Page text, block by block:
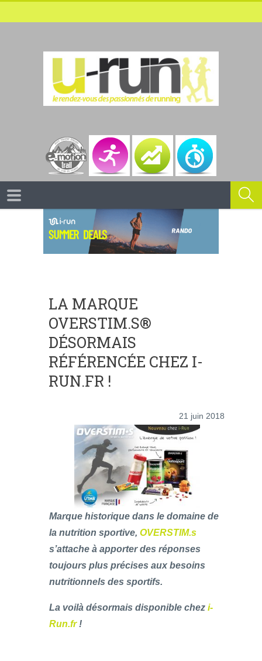
LA MARQUE
OVERSTIM.S®
DÉSORMAIS
RÉFÉRENCÉE CHEZ I-
RUN.FR !
21 juin 2018
Marque historique dans le domaine de
la nutrition sportive, OVERSTIM.s
s’attache à apporter des réponses
toujours plus précises aux besoins
nutritionnels des sportifs.
La voilà désormais disponible chez i-
Run.fr!